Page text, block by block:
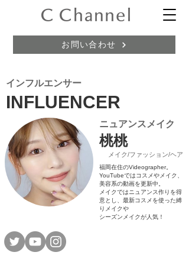
お問い合わせ
インフルエンサー
INFLUENCER
ニュアンスメイク
桃桃
​メイク/ファッション/ヘア
福岡在住のVideographer。
YouTubeではコスメやメイク、
美容系の動画を更新中。
メイクではニュアンス作りを得
意とし、最新コスメを使った縛
りメイクや
​シーズンメイクが人気！